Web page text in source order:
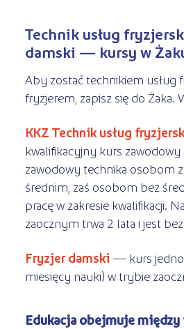
Technik usług
damski — kursy w
Aby zostać technikiem usług
fryzjerem, zapisz się do Żaka.
KKZ Technik usług
kwalifikacyjny kurs zawodowy
zawodowy technika osobom
średnim, zaś osobom bez
pracę w zakresie kwalifikacji.
zaocznym trwa 2 lata i jest
Fryzjer damski — kurs
miesięcy nauki) w trybie
Edukacja obejmuje